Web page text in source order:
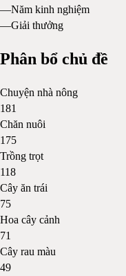
—Năm kinh nghiệm
—Giải thưởng
Phân bổ chủ đề
Chuyện nhà nông
181
Chăn nuôi
175
Trồng trọt
118
Cây ăn trái
75
Hoa cây cảnh
71
Cây rau màu
49